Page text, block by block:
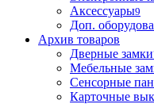
Аксессуары9
Доп.
Архив товаров
Дверные замки
Мебельные
Сенсорные
Карточные